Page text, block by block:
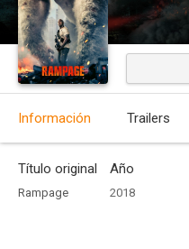
Información Trailers
Título original
Rampage
Año
2018